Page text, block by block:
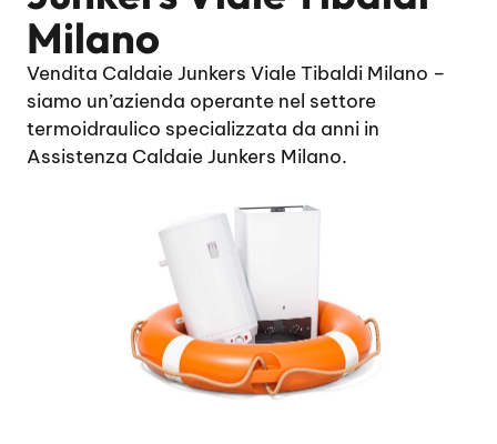
Milano
Vendita Caldaie Junkers Viale Tibaldi Milano –
siamo un’azienda operante nel settore
termoidraulico specializzata da anni in
Assistenza Caldaie Junkers Milano.